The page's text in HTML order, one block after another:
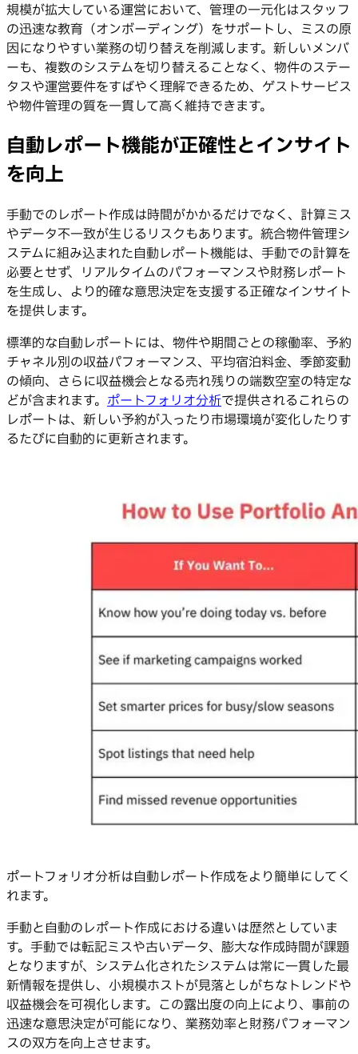
規模が拡大している運営において、管理の一元化はスタッフ
の迅速な教育（オンボーディング）をサポートし、ミスの原
因になりやすい業務の切り替えを削減します。新しいメンバ
ーも、複数のシステムを切り替えることなく、物件のステー
タスや運営要件をすばやく理解できるため、ゲストサービス
や物件管理の質を一貫して高く維持できます。
自動レポート機能が正確性とインサイト
を向上
手動でのレポート作成は時間がかかるだけでなく、計算ミス
やデータ不一致が生じるリスクもあります。統合物件管理シ
ステムに組み込まれた自動レポート機能は、手動での計算を
必要とせず、リアルタイムのパフォーマンスや財務レポート
を生成し、より的確な意思決定を支援する正確なインサイト
を提供します。
標準的な自動レポートには、物件や期間ごとの稼働率、予約
チャネル別の収益パフォーマンス、平均宿泊料金、季節変動
の傾向、さらに収益機会となる売れ残りの端数空室の特定な
どが含まれます。 ポートフォリオ分析で提供されるこれらの
レポートは、新しい予約が入ったり市場環境が変化したりす
るたびに自動的に更新されます。
ポートフォリオ分析は自動レポート作成をより簡単にしてく
れます。
手動と自動のレポート作成における違いは歴然としていま
す。手動では転記ミスや古いデータ、膨大な作成時間が課題
となりますが、システム化されたシステムは常に一貫した最
新情報を提供し、小規模ホストが見落としがちなトレンドや
収益機会を可視化します。この露出度の向上により、事前の
迅速な意思決定が可能になり、業務効率と財務パフォーマン
スの双方を向上させます。